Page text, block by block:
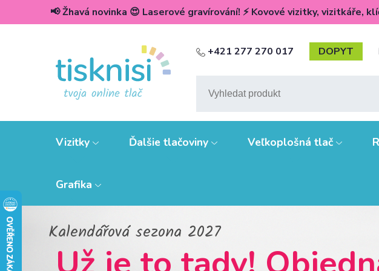
📢 Žhavá novinka 😍 Laserové gravírování! ⚡️ Kovové vizitky, vizitkáře,
+421 277 270 017
DOPYT
Vizitky Ďalšie tlačoviny Veľkoplošná tlač
Grafika
Všetko na jednom mieste